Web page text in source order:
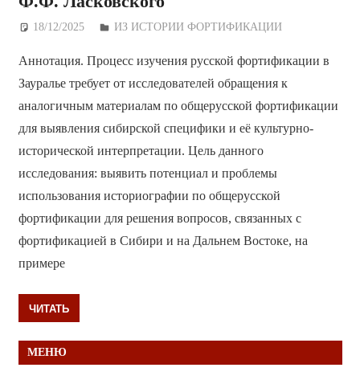
18/12/2025 Дежурный по Редакции
ИЗ ИСТОРИИ ФОРТИФИКАЦИИ
Аннотация. Процесс изучения русской фортификации в
Зауралье требует от исследователей обращения к
аналогичным материалам по общерусской фортификации
для выявления сибирской специфики и её культурно-
исторической интерпретации. Цель данного
исследования: выявить потенциал и проблемы
использования историографии по общерусской
фортификации для решения вопросов, связанных с
фортификацией в Сибири и на Дальнем Востоке, на
примере
ЧИТАТЬ
МЕНЮ